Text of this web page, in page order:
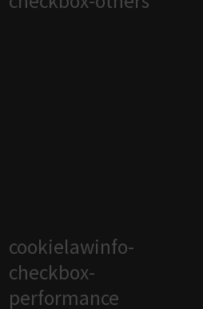
cookielawinfo-
checkbox-
performance